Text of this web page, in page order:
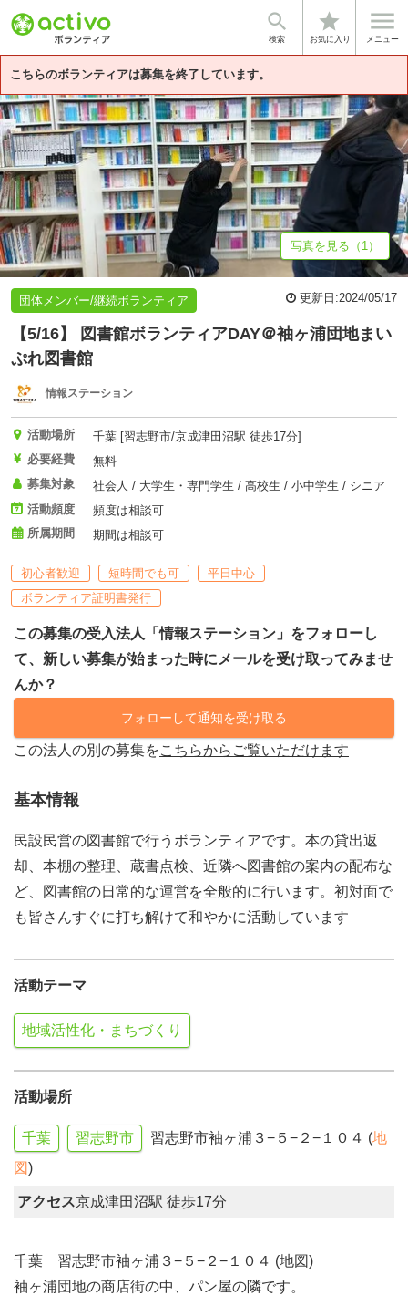

検索
star
お気に入り

メニュー
こちらのボランティアは募集を終了しています。
基本情報 募集詳細 法人情報
写真を見る（1）
団体メンバー/継続ボランティア 更新日:2024/05/17
【5/16】 図書館ボランティアDAY＠袖ヶ浦団地まい
ぷれ図書館
情報ステーション
活動場所
千葉 [習志野市/京成津田沼駅 徒歩17分]
必要経費
無料
募集対象
社会人 / 大学生・専門学生 / 高校生 / 小中学生 / シニア
活動頻度
頻度は相談可
所属期間
期間は相談可
初心者歓迎 短時間でも可
平日中心
ボランティア証明書発行
この募集の受入法人「情報ステーション」をフォローし
て、新しい募集が始まった時にメールを受け取ってみませ
んか？
フォローして通知を受け取る
この法人の別の募集をこちらからご覧いただけます
基本情報
民設民営の図書館で行うボランティアです。本の貸出返
却、本棚の整理、蔵書点検、近隣へ図書館の案内の配布な
ど、図書館の日常的な運営を全般的に行います。初対面で
も皆さんすぐに打ち解けて和やかに活動しています
活動テーマ
地域活性化・まちづくり
活動場所
千葉 習志野市 習志野市袖ヶ浦３−５−２−１０４ (地
図)
アクセス京成津田沼駅 徒歩17分
千葉 習志野市袖ヶ浦３−５−２−１０４ (地図)
袖ヶ浦団地の商店街の中、パン屋の隣です。